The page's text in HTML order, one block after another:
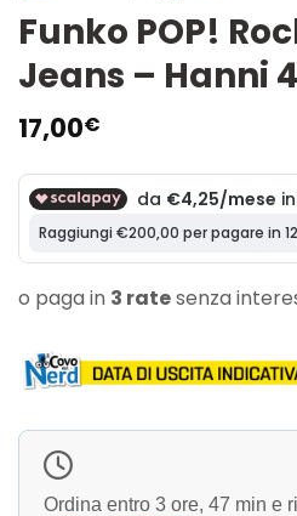
Funko POP!
Jeans – Hanni
17,00€
o paga in 3 ratesenza
Ordina entro 3 ore, 47 min e